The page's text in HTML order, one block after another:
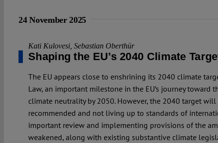
24 November 2025
Kati Kulovesi, Sebastian Oberthür
Shaping the EU’s 2040 Climate
The EU appears close to enshrining its 2040 climate
Law, an important milestone in the EU’s journey toward
climate neutrality by 2050. However, the 2040 target
recommended and not living up to standards of
important review and implementing provisions of the
weakened, along with existing substantive climate